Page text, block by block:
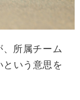
所属チーム
という意思を